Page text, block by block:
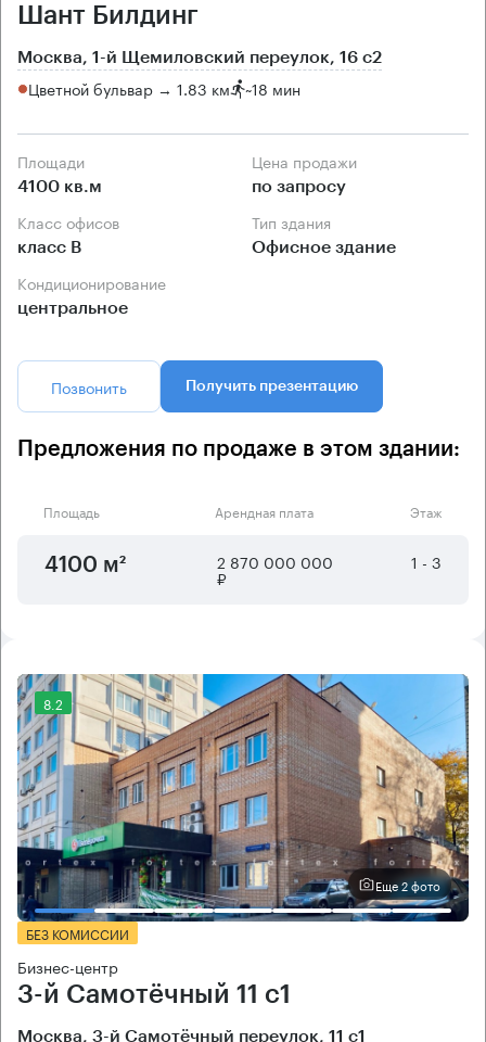
Шант Билдинг
Москва, 1-й Щемиловский переулок, 16 с2
Цветной бульвар → 1.83 км ~18 мин
Площади
4100 кв.м
Цена продажи
по запросу
Класс офисов
класс B
Тип здания
Офисное здание
Кондиционирование
центральное
Позвонить Получить презентацию
Предложения по продаже в этом здании:
Площадь Арендная плата Этаж
4100 м² 2 870 000 000
₽
1 - 3
8.2
Еще 2 фото
БЕЗ КОМИССИИ
Бизнес-центр
3-й Самотёчный 11 с1
Москва, 3-й Самотёчный переулок, 11 с1